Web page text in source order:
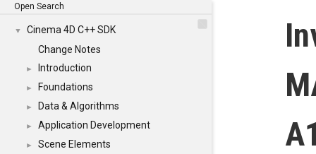
Open Search
▼
Cinema 4D C++ SDK
Change Notes
► Introduction
► Foundations
► Data & Algorithms
► Application Development
► Scene Elements